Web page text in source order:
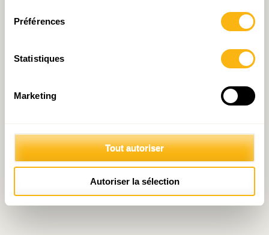
Préférences
Statistiques
Marketing
Tout autoriser
Autoriser la sélection